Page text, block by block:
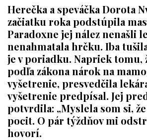
Herečka a speváčka Dorota
začiatku roka podstúpila
Paradoxne jej nález nenašli
nenahmatala hrčku. Iba
je v poriadku. Napriek tomu,
podľa zákona nárok na
vyšetrenie, presvedčila
vyšetrenie predpísal. Jej
potvrdila: „Myslela som si,
pocit. O pár týždňov mi
hovorí.